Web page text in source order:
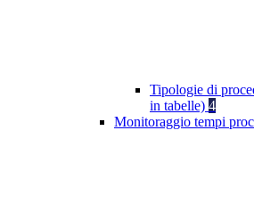
Tipologie di
in tabelle) 4
Monitoraggio tempi